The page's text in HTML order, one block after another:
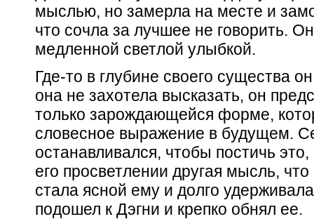
мыслью, но замерла на месте и
что сочла за лучшее не говорить.
медленной светлой улыбкой.
Где-то в глубине своего существа
она не захотела высказать, он
только зарождающейся форме,
словесное выражение в будущем.
останавливался, чтобы постичь
его просветлении другая мысль,
стала ясной ему и долго
подошел к Дэгни и крепко обнял ее.